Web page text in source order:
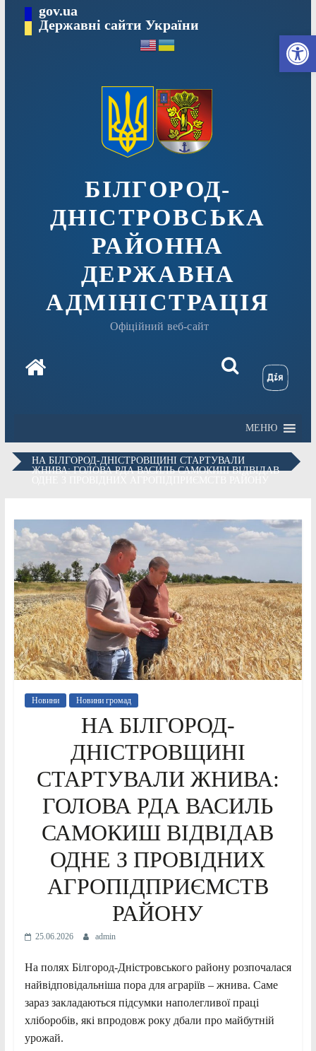
вмісту
gov.ua
Державні сайти України
БІЛГОРОД-
ДНІСТРОВСЬКА
РАЙОННА
ДЕРЖАВНА
АДМІНІСТРАЦІЯ
Офіційний веб-сайт
МЕНЮ
НА БІЛГОРОД-ДНІСТРОВЩИНІ СТАРТУВАЛИ
ЖНИВА: ГОЛОВА РДА ВАСИЛЬ САМОКИШ ВІДВІДАВ
Новини Новини громад
НА БІЛГОРОД-
ДНІСТРОВЩИНІ
СТАРТУВАЛИ ЖНИВА:
ГОЛОВА РДА ВАСИЛЬ
САМОКИШ ВІДВІДАВ
ОДНЕ З ПРОВІДНИХ
АГРОПІДПРИЄМСТВ
РАЙОНУ
25.06.2026 admin
На полях Білгород-Дністровського району розпочалася
найвідповідальніша пора для аграріїв – жнива. Саме
зараз закладаються підсумки наполегливої праці
хліборобів, які впродовж року дбали про майбутній
урожай.